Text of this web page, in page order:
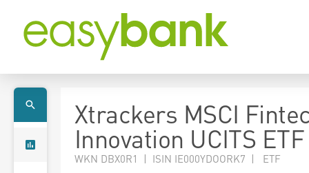
Xtrackers MSCI
Innovation UCITS
WKN DBX0R1 | ISIN IE000YDOORK7 | ETF